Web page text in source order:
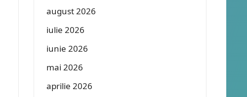
august 2026
iulie 2026
iunie 2026
mai 2026
aprilie 2026